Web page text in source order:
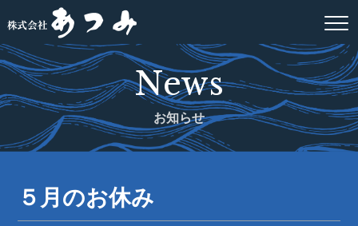
News
お知らせ
５月のお休み